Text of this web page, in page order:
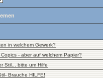
in welchem Gewerk?
- aber auf welchem Papier?
Stil... bitte um Hilfe
Brauche HILFE!